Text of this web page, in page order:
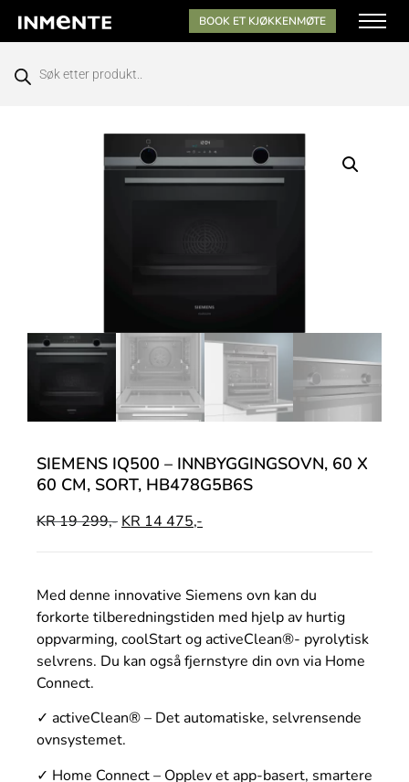
BOOK ET KJØKKENMØTE
SIEMENS IQ500 – INNBYGGINGSOVN, 60 X
60 CM, SORT, HB478G5B6S
KR19 299,- KR 14 475,-
Med denne innovative Siemens ovn kan du
forkorte tilberedningstiden med hjelp av hurtig
oppvarming, coolStart og activeClean®- pyrolytisk
selvrens. Du kan også fjernstyre din ovn via Home
Connect.
✓ activeClean® – Det automatiske, selvrensende
ovnsystemet.
✓ Home Connect – Opplev et app-basert, smartere